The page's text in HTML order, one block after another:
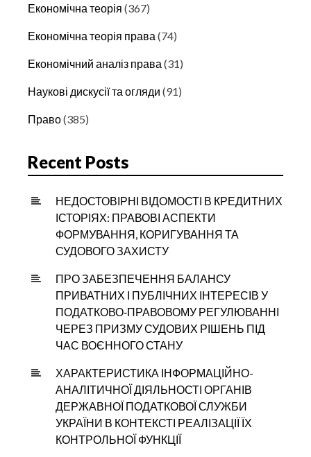
Економічна теорія (367)
Економічна теорія права (74)
Економічний аналіз права (31)
Наукові дискусії та огляди (91)
Право(385)
Recent Posts
НЕДОСТОВІРНІ ВІДОМОСТІ В КРЕДИТНИХ
ІСТОРІЯХ: ПРАВОВІ АСПЕКТИ
ФОРМУВАННЯ, КОРИГУВАННЯ ТА
СУДОВОГО ЗАХИСТУ
ПРО ЗАБЕЗПЕЧЕННЯ БАЛАНСУ
ПРИВАТНИХ І ПУБЛІЧНИХ ІНТЕРЕСІВ У
ПОДАТКОВО‑ПРАВОВОМУ РЕГУЛЮВАННІ
ЧЕРЕЗ ПРИЗМУ СУДОВИХ РІШЕНЬ ПІД
ЧАС ВОЄННОГО СТАНУ
ХАРАКТЕРИСТИКА ІНФОРМАЦІЙНО-
АНАЛІТИЧНОЇ ДІЯЛЬНОСТІ ОРГАНІВ
ДЕРЖАВНОЇ ПОДАТКОВОЇ СЛУЖБИ
УКРАЇНИ В КОНТЕКСТІ РЕАЛІЗАЦІЇ ЇХ
КОНТРОЛЬНОЇ ФУНКЦІЇ